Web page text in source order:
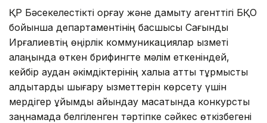
ҚР Бәсекелестікті қорғау және дамыту агенттігі БҚО
бойынша департаментінің басшысы Сағындық
Ирғалиевтің өңірлік коммуникациялар қызметі
алаңында өткен брифингте мәлім еткеніндей,
кейбір аудан әкімдіктерінің халыққа қатты тұрмыстық
қалдықтарды шығару қызметтерін көрсету үшін
мердігер ұйымды айқындау мақсатында конкурсты
заңнамада белгіленген тәртіпке сәйкес өткізбегені